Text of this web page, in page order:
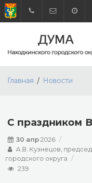
Главная Новости
С праздником
30 апр2026
А.В. Кузнецов,
городского округа
239